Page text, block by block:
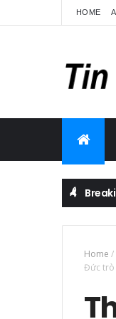
HOME
Home /
Đức trò